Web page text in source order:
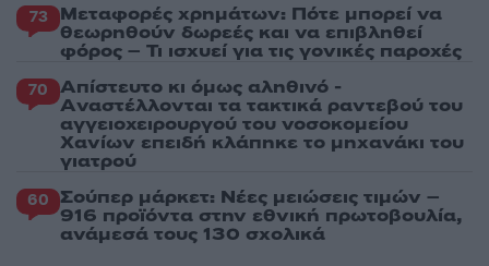
73 Μεταφορές χρημάτων: Πότε μπορεί να
θεωρηθούν δωρεές και να επιβληθεί
φόρος – Τι ισχυεί για τις γονικές παροχές
70 Απίστευτο κι όμως αληθινό -
Aναστέλλονται τα τακτικά ραντεβού του
αγγειοχειρουργού του νοσοκομείου
Χανίων επειδή κλάπηκε το μηχανάκι του
γιατρού
60 Σούπερ μάρκετ: Νέες μειώσεις τιμών –
916 προϊόντα στην εθνική πρωτοβουλία,
ανάμεσά τους 130 σχολικά